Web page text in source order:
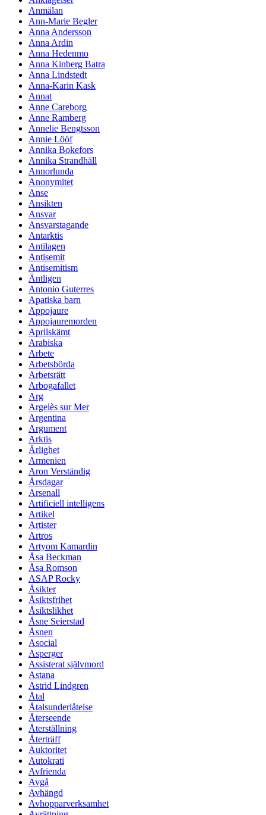
Anmälan
Ann-Marie Begler
Anna Andersson
Anna Ardin
Anna Hedenmo
Anna Kinberg Batra
Anna Lindstedt
Anna-Karin Kask
Annat
Anne Careborg
Anne Ramberg
Annelie Bengtsson
Annie Lööf
Annika Bokefors
Annika Strandhäll
Annorlunda
Anonymitet
Anse
Ansikten
Ansvar
Ansvarstagande
Antarktis
Antilagen
Antisemit
Antisemitism
Äntligen
Antonio Guterres
Apatiska barn
Appojaure
Appojauremorden
Aprilskämt
Arabiska
Arbete
Arbetsbörda
Arbetsrätt
Arbogafallet
Arg
Argelès sur Mer
Argentina
Argument
Arktis
Ärlighet
Armenien
Aron Verständig
Årsdagar
Arsenall
Artificiell intelligens
Artikel
Artister
Artros
Artyom Kamardin
Åsa Beckman
Åsa Romson
ASAP Rocky
Åsikter
Åsiktsfrihet
Åsiktslikhet
Åsne Seierstad
Åsnen
Asocial
Asperger
Assisterat självmord
Astana
Astrid Lindgren
Åtal
Åtalsunderlåtelse
Återseende
Återställning
Återträff
Auktoritet
Autokrati
Avfrienda
Avgå
Avhängd
Avhopparverksamhet